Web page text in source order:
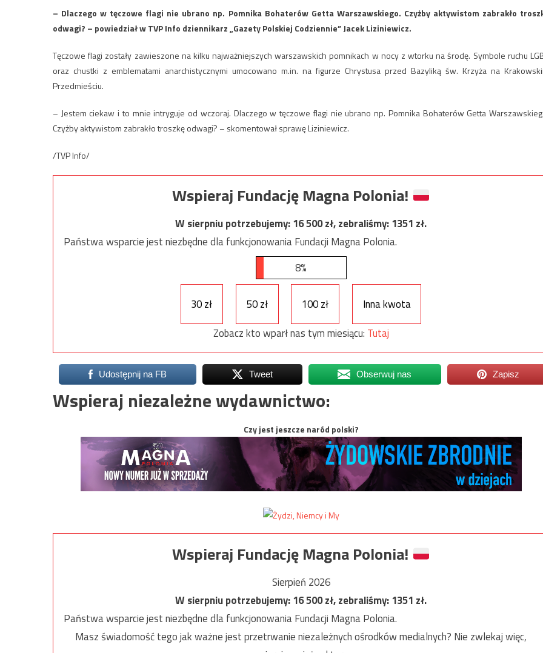
– Dlaczego w tęczowe flagi nie ubrano np. Pomnika Bohaterów Getta Warszawskiego. Czyżby aktywistom zabrakło
odwagi? – powiedział w TVP Info dziennikarz „Gazety Polskiej Codziennie” Jacek Liziniewicz.
Tęczowe flagi zostały zawieszone na kilku najważniejszych warszawskich pomnikach w nocy z wtorku na środę. Symbole ruchu
oraz chustki z emblematami anarchistycznymi umocowano m.in. na figurze Chrystusa przed Bazyliką św. Krzyża na
Przedmieściu.
– Jestem ciekaw i to mnie intryguje od wczoraj. Dlaczego w tęczowe flagi nie ubrano np. Pomnika Bohaterów Getta
Czyżby aktywistom zabrakło troszkę odwagi? – skomentował sprawę Liziniewicz.
/TVP Info/
Wspieraj Fundację Magna Polonia!
W sierpniu potrzebujemy:16 500zł, zebraliśmy:1351 zł.
Państwa wsparcie jest niezbędne dla funkcjonowania Fundacji Magna Polonia.
8%
30 zł 50 zł 100 zł
Inna kwota
Zobacz kto wparł nas tym miesiącu: Tutaj
Udostępnij na FB Tweet Obserwuj nas Zapisz
Wspieraj niezależne wydawnictwo:
Czy jest jeszcze naród polski?
Wspieraj Fundację Magna Polonia!
Sierpień 2026
W sierpniu potrzebujemy:16 500zł, zebraliśmy:1351 zł.
Państwa wsparcie jest niezbędne dla funkcjonowania Fundacji Magna Polonia.
Masz świadomość tego jak ważne jest przetrwanie niezależnych ośrodków medialnych? Nie zwlekaj więc,